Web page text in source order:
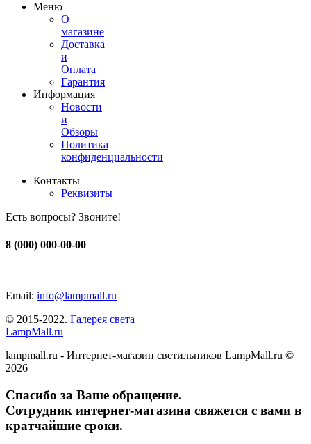
Меню
О
магазине
Доставка
и
Оплата
Гарантия
Информация
Новости
и
Обзоры
Политика
конфиденциальности
Контакты
Реквизиты
Есть вопросы? Звоните!
8 (000) 000-00-00
Email: info@lampmall.ru
© 2015-2022. Галерея света
LampMall.ru
lampmall.ru - Интернет-магазин светильников LampMall.ru ©
2026
Спасибо за Ваше обращение.
Сотрудник интернет-магазина свяжется с вами в
кратчайшие сроки.